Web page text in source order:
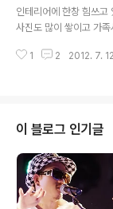
에서 시각적 심상으로
을 부족하지만 간단한
수 있도록 노력했었다.
인테리어에 한창 힘쓰고
사진도 많이 쌓이고 가
사람들이 만든 사진벽을
로 벽면에 붙이고, 문구
하게 묶고 집게로 사진
까지 합쳐서 대략 2만원
집에 남는 레고 블럭이
보세요!
1 2 2012. 7.
이 블로그 인기글